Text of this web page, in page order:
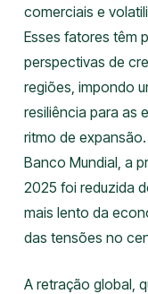
comerciais e
Esses fatores têm
perspectivas de
regiões, impondo
resiliência para as
ritmo de
Banco Mundial, a
2025 foi reduzida
mais lento da
das tensões no
A retração global,